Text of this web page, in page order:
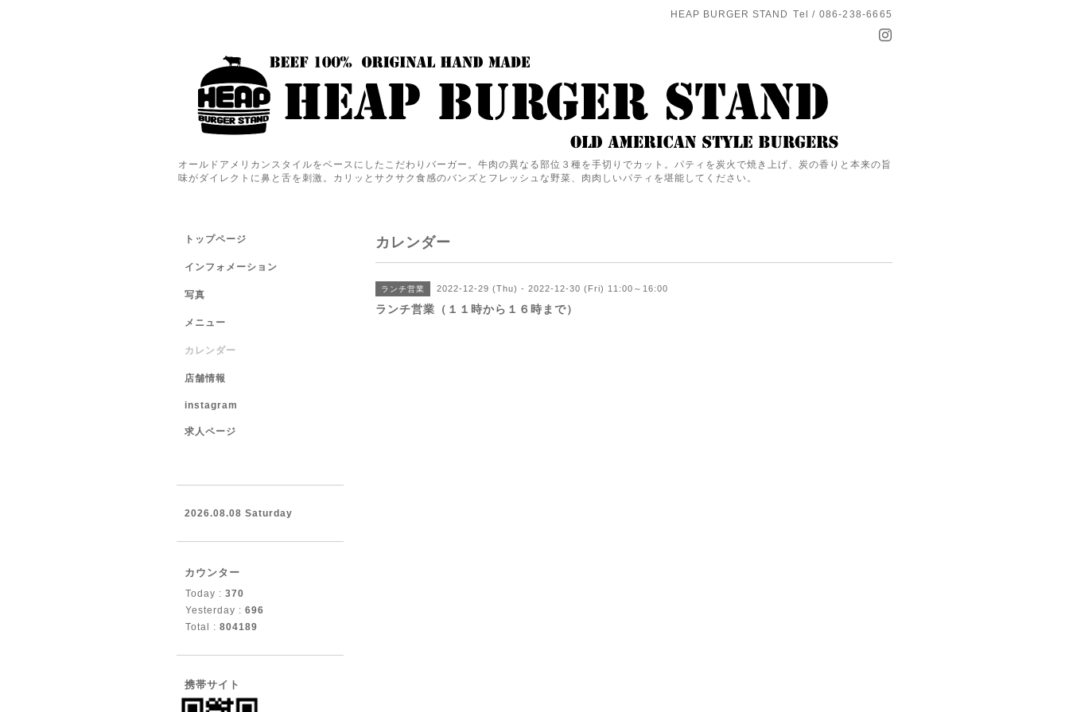
HEAP BURGER STAND Tel / 086-238-6665
オールドアメリカンスタイルをベースにしたこだわりバーガー。牛肉の異なる部位３種を手切りでカット。パティを炭火で焼き上げ、炭の香りと本来の旨
味がダイレクトに鼻と舌を刺激。カリッとサクサク食感のバンズとフレッシュな野菜、肉肉しいパティを堪能してください。
カレンダー
ランチ営業 2022-12-29 (Thu) - 2022-12-30 (Fri) 11:00～16:00
ランチ営業（１１時から１６時まで）
トップページ
インフォメーション
写真
メニュー
カレンダー
店舗情報
instagram
求人ページ
2026.08.08 Saturday
カウンター
Today : 370
Yesterday : 696
Total : 804189
携帯サイト